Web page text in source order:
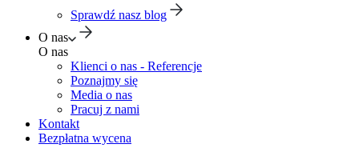
Sprawdź nasz blog
O nas
O nas
Klienci o nas - Referencje
Poznajmy się
Media o nas
Pracuj z nami
Kontakt
Bezpłatna wycena